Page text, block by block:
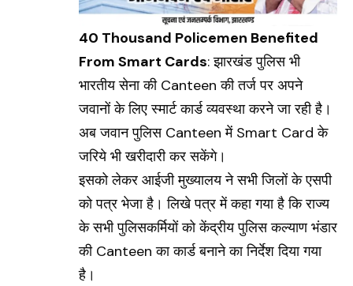
40 Thousand Policemen Benefited
From Smart Cards: झारखंड पुलिस भी
भारतीय सेना की Canteen की तर्ज पर अपने
जवानों के लिए स्मार्ट कार्ड व्यवस्था करने जा रही है।
अब जवान पुलिस Canteen में Smart Card के
जरिये भी खरीदारी कर सकेंगे।
इसको लेकर आईजी मुख्यालय ने सभी जिलों के एसपी
को पत्र भेजा है। लिखे पत्र में कहा गया है कि राज्य
के सभी पुलिसकर्मियों को केंद्रीय पुलिस कल्याण भंडार
की Canteen का कार्ड बनाने का निर्देश दिया गया
है।